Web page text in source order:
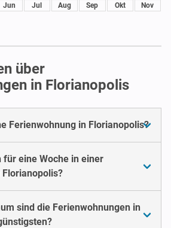
Jun Jul Aug Sep Okt Nov
über
in Florianopolis
Ferienwohnung in Florianopolis?
für eine Woche in einer
sind die Ferienwohnungen in